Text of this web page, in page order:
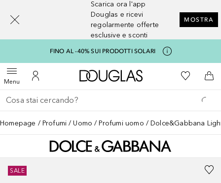
Scarica ora l'app
Douglas e ricevi
regolarmente offerte
esclusive e sconti
MOSTRA
FINO AL -40% SUI PRODOTTI SOLARI
MenuApri menuAl Mio Account
A Douglas HomeAlla Mia
Al
Torna indietro
Esegui ricerca
Homepage Profumi Uomo Profumi uomo Dolce&Gabbana
SALE
[navigation.slideout.screenreader]